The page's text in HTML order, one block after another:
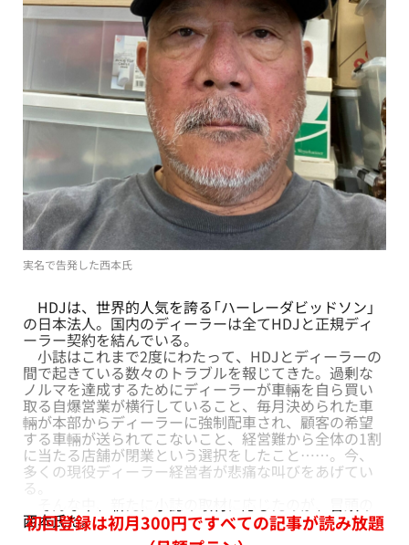
実名で告発した西本氏
HDJは、世界的人気を誇る「ハーレーダビッドソン」
の日本法人。国内のディーラーは全てHDJと正規ディ
ーラー契約を結んでいる。
小誌はこれまで2度にわたって、HDJとディーラーの
間で起きている数々のトラブルを報じてきた。過剰な
ノルマを達成するためにディーラーが車輛を自ら買い
取る自爆営業が横行していること、毎月決められた車
輛が本部からディーラーに強制配車され、顧客の希望
する車輛が送られてこないこと、経営難から全体の1割
に当たる店舗が閉業という選択をしたこと……。今、
多くの現役ディーラー経営者が悲痛な叫びをあげてい
る。
西本氏だ。
初回登録は初月300円ですべての記事が読み放題